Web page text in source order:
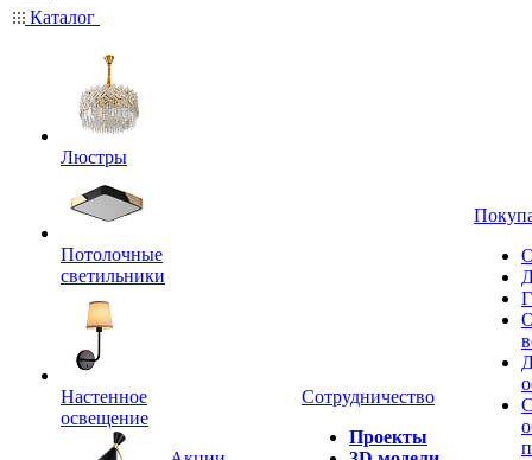
Каталог
Люстры
Потолочные
светильники
Настенное
освещение
Сотрудничество
Проекты